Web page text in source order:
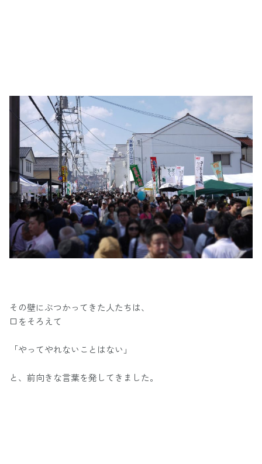
その壁にぶつかってきた人たちは、
口をそろえて
「やってやれないことはない」
と、前向きな言葉を発してきました。